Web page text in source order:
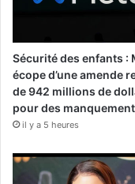
Sécurité des enfants :
écope d’une amende
de 942 millions de
pour des
il y a 5 heures